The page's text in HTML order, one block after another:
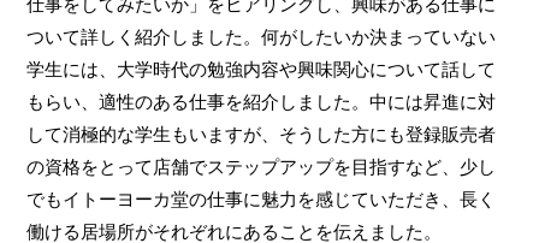
仕事をしてみたいか」をヒアリングし、興味がある仕事に
ついて詳しく紹介しました。何がしたいか決まっていない
学生には、大学時代の勉強内容や興味関心について話して
もらい、適性のある仕事を紹介しました。中には昇進に対
して消極的な学生もいますが、そうした方にも登録販売者
の資格をとって店舗でステップアップを目指すなど、少し
でもイトーヨーカ堂の仕事に魅力を感じていただき、長く
働ける居場所がそれぞれにあることを伝えました。